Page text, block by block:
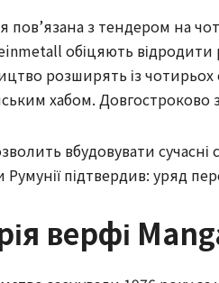
пов’язана з тендером на
обіцяють
розширять із
хабом. Довгостроково
вбудовувати
підтвердив: уряд
верфі